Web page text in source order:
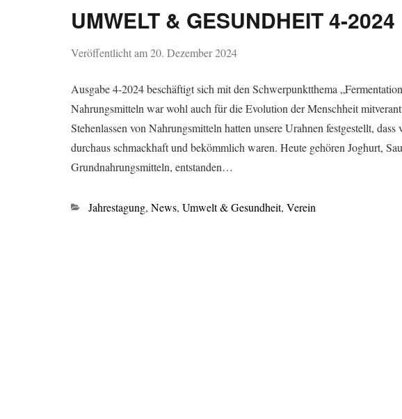
UMWELT & GESUNDHEIT 4-2024
Veröffentlicht am20. Dezember 2024
Ausgabe 4-2024 beschäftigt sich mit den Schwerpunktthema
Nahrungsmitteln war wohl auch für die Evolution der Menschheit
Stehenlassen von Nahrungsmitteln hatten unsere Urahnen festgestellt,
durchaus schmackhaft und bekömmlich waren. Heute gehören Joghurt,
Grundnahrungsmitteln, entstanden…
Kategorien
Jahrestagung, News, Umwelt & Gesundheit, Verein